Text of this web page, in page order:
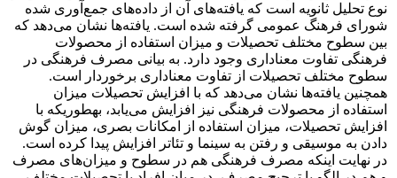
نوع تحلیل ثانویه است که یافته‌های آن از داده‌های جمع‌آوری شده
شورای فرهنگ عمومی گرفته شده است. یافته‌ها نشان می‌دهد که
بین سطوح مختلف تحصیلات و میزان استفاده از محصولات
فرهنگی تفاوت معناداری وجود دارد. به بیانی مصرف فرهنگی در
سطوح مختلف تحصیلات از تفاوت معناداری برخوردار است.
همچنین یافته‌ها نشان می‌دهد که با افزایش تحصیلات میزان
استفاده از محصولات فرهنگی نیز افزایش می‌یابد، به­طوری­که با
افزایش تحصیلات، میزان‌ استفاده از امکانات بصری، میزان گوش
دادن به موسیقی و رفتن به سینما و تئاتر افزایش پیدا کرده است.
در نهایت اینکه مصرف فرهنگی هم در سطوح و میزان‌های مصرف